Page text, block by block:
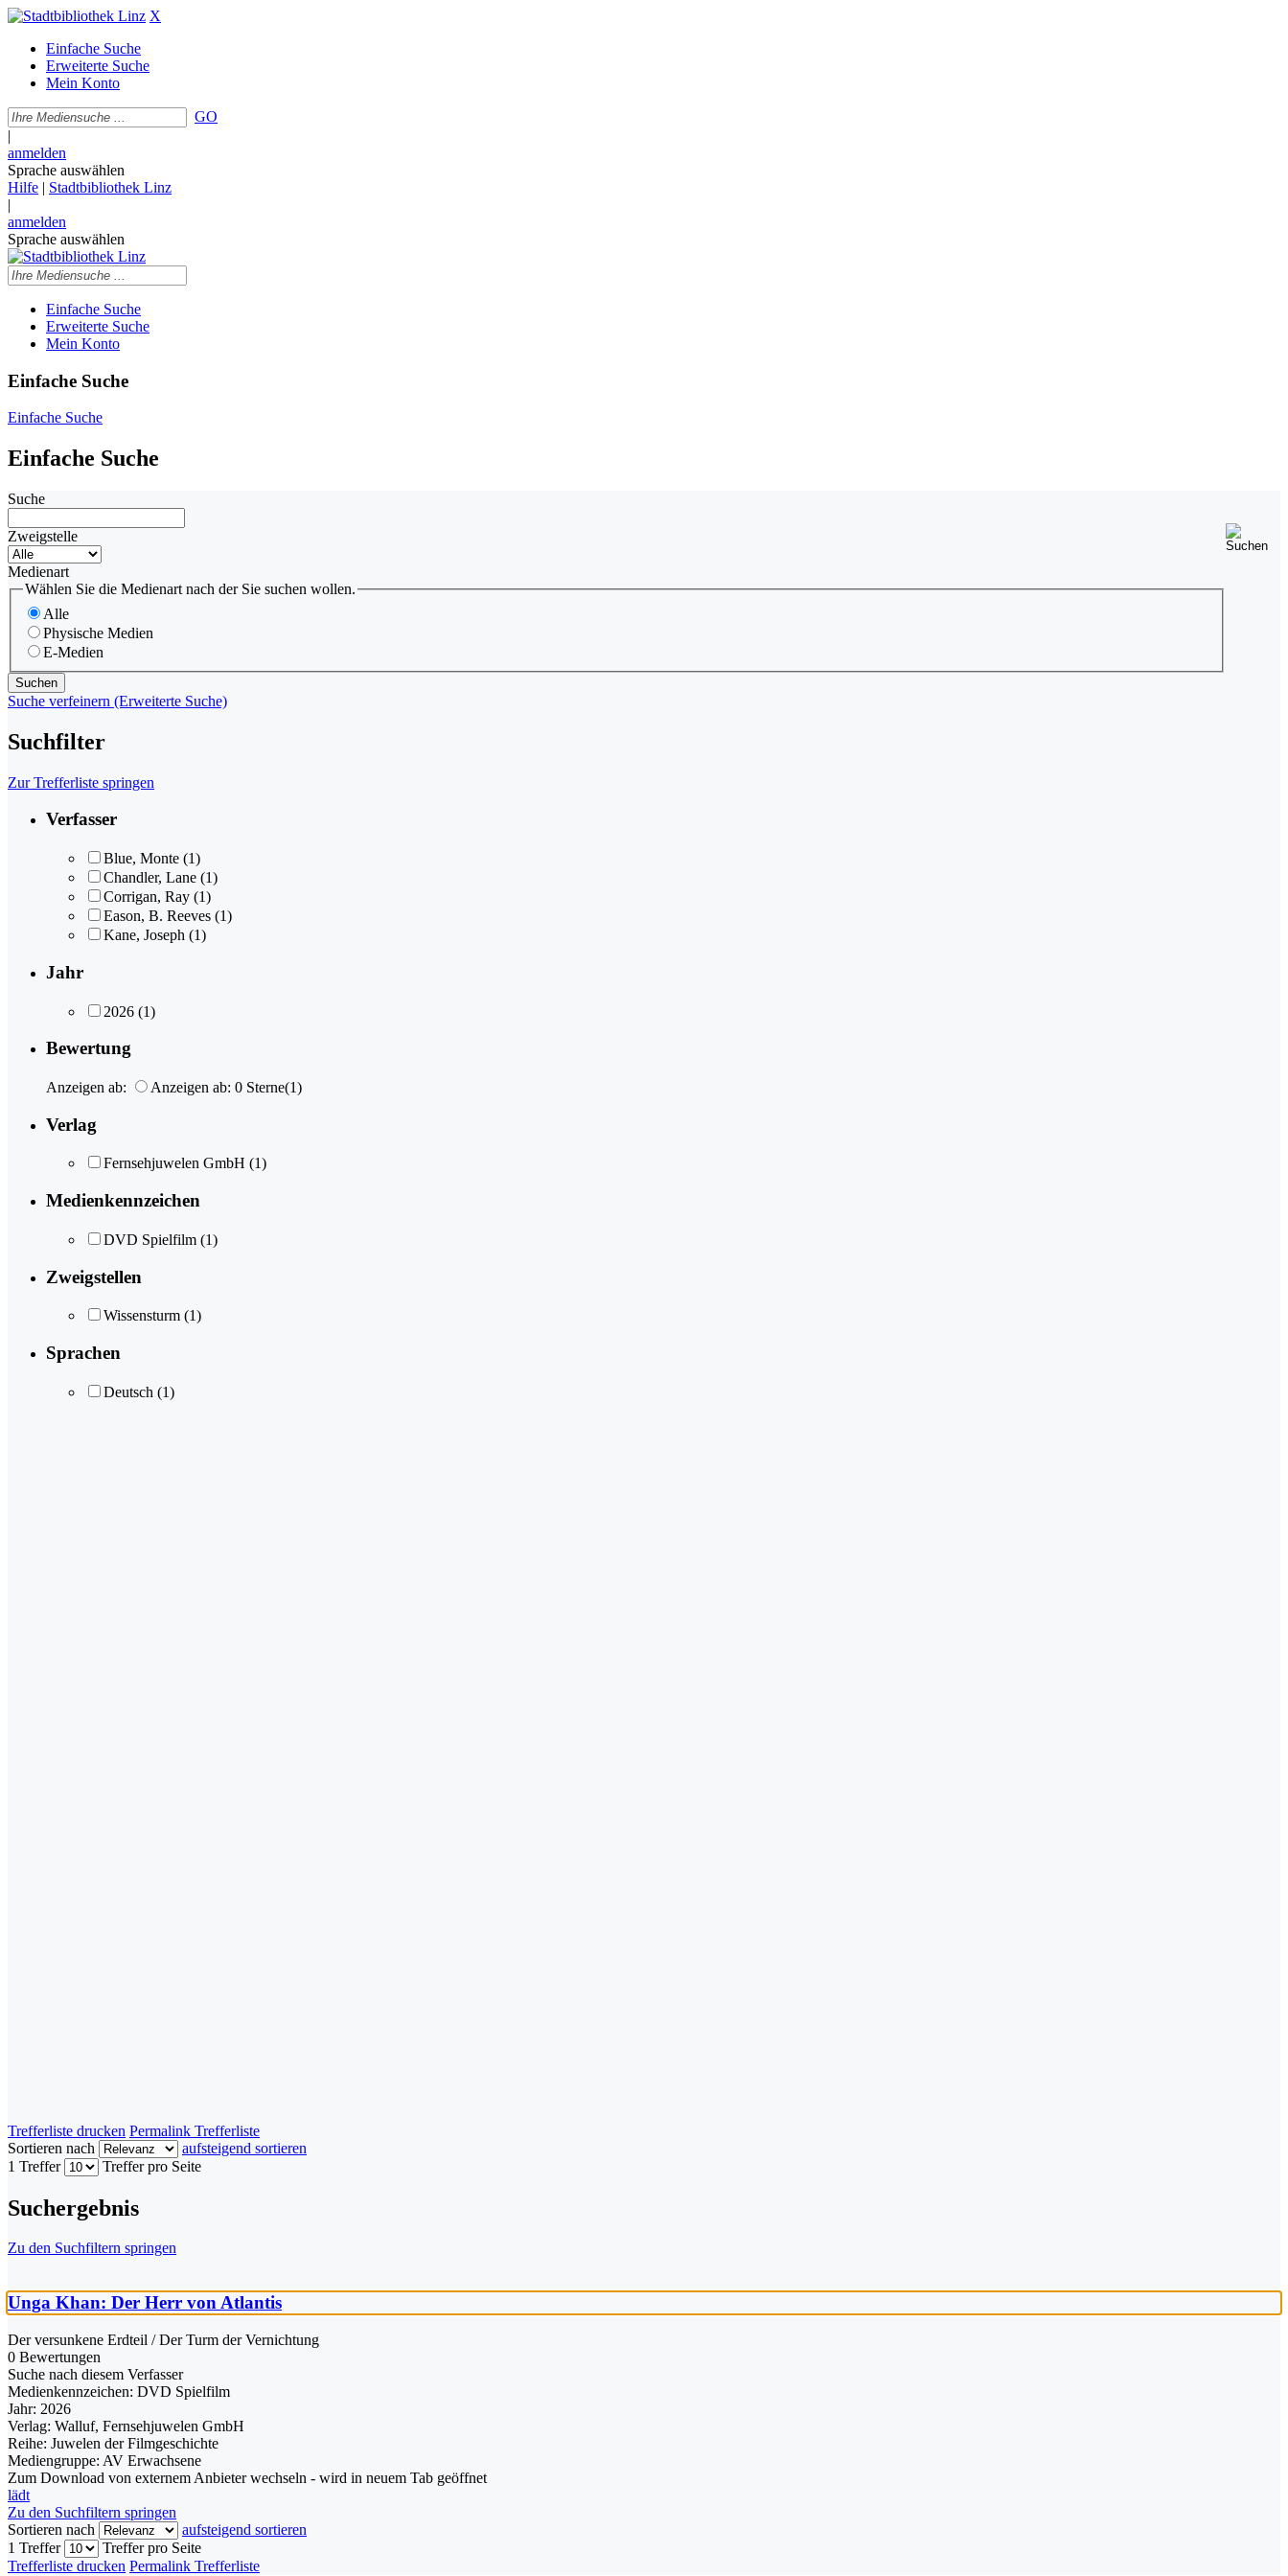
X
Einfache Suche
Erweiterte Suche
Mein Konto
GO
|
anmelden
Sprache auswählen
Hilfe | Stadtbibliothek Linz
|
anmelden
Sprache auswählen
Einfache Suche
Erweiterte Suche
Mein Konto
Einfache Suche
Einfache Suche
Einfache Suche
Suche
Zweigstelle
Medienart
Wählen Sie die Medienart nach der Sie suchen wollen.
Alle
Physische Medien
E-Medien
Suche verfeinern (Erweiterte Suche)
Suchfilter
Zur Trefferliste springen
Verfasser
Blue, Monte (1)
Chandler, Lane (1)
Corrigan, Ray (1)
Eason, B. Reeves (1)
Kane, Joseph (1)
Jahr
2026 (1)
Bewertung
Anzeigen ab: Anzeigen ab: 0 Sterne(1)
Verlag
Fernsehjuwelen GmbH (1)
Medienkennzeichen
DVD Spielfilm (1)
Zweigstellen
Wissensturm (1)
Sprachen
Deutsch (1)
Trefferliste drucken Permalink Trefferliste
Sortieren nach
aufsteigend sortieren
1 Treffer
Treffer pro Seite
Suchergebnis
Zu den Suchfiltern springen
Unga Khan: Der Herr von Atlantis
Der versunkene Erdteil / Der Turm der Vernichtung
0 Bewertungen
Suche nach diesem Verfasser
Medienkennzeichen: DVD Spielfilm
Jahr: 2026
Verlag: Walluf, Fernsehjuwelen GmbH
Reihe: Juwelen der Filmgeschichte
Mediengruppe: AV Erwachsene
Zum Download von externem Anbieter wechseln - wird in neuem Tab geöffnet
lädt
Zu den Suchfiltern springen
Sortieren nach
aufsteigend sortieren
1 Treffer
Treffer pro Seite
Trefferliste drucken Permalink Trefferliste